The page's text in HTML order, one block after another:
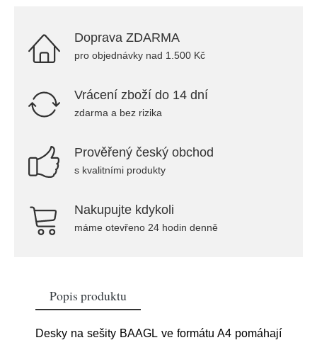
Doprava ZDARMA
pro objednávky nad 1.500 Kč
Vrácení zboží do 14 dní
zdarma a bez rizika
Prověřený český obchod
s kvalitními produkty
Nakupujte kdykoli
máme otevřeno 24 hodin denně
Popis produktu
Desky na sešity BAAGL ve formátu A4 pomáhají